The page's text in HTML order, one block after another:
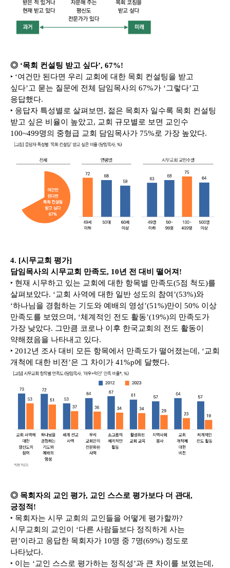
◎ ‘목회 컨설팅 받고 싶다’, 67%!
‣ ‘여건만 된다면 우리 교회에 대한 목회 컨설팅을 받고
싶다’고 묻는 질문에 전체 담임목사의 67%가 ‘그렇다’고
응답했다.
‣ 응답자 특성별로 살펴보면, 젊은 목회자 일수록 목회 컨설팅
받고 싶은 비율이 높았고, 교회 규모별로 보면 교인수
100~499명의 중형급 교회 담임목사가 75%로 가장 높았다.
4. [시무교회 평가]
담임목사의 시무교회 만족도, 10년 전 대비 떨어져!
‣ 현재 시무하고 있는 교회에 대한 항목별 만족도(5점 척도)를
살펴보았다. ‘교회 사역에 대한 일반 성도의 참여’(53%)와
‘하나님을 경험하는 기도와 예배의 영성’(51%)만이 50% 이상
만족도를 보였으며, ‘체계적인 전도 활동’(19%)의 만족도가
가장 낮았다. 그만큼 코로나 이후 한국교회의 전도 활동이
약해졌음을 나타내고 있다.
‣ 2012년 조사 대비 모든 항목에서 만족도가 떨어졌는데, ‘교회
개척에 대한 비전’은 그 차이가 41%p에 달했다.
◎ 목회자의 교인 평가, 교인 스스로 평가보다 더 관대,
긍정적!
‣ 목회자는 시무 교회의 교인들을 어떻게 평가할까?
시무교회의 교인이 ‘다른 사람들보다 정직하게 사는
편’이라고 응답한 목회자가 10명 중 7명(69%) 정도로
나타났다.
‣ 이는 ‘교인 스스로 평가하는 정직성’과 큰 차이를 보였는데,